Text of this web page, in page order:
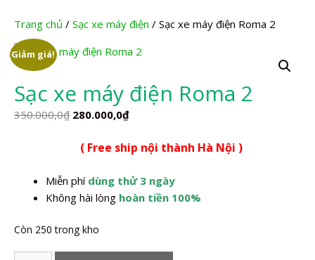
Trang chủ / Sạc xe máy điện / Sạc xe máy điện Roma 2
Giảm giá!
Sạc xe máy điện Roma 2
350.000,0₫ Giá
là:
280.000,0₫Giá
tại
280.000,0₫.
( Free ship nội thành Hà Nội )
Miễn phí dùng thử 3 ngày
Không hài lòng hoàn tiền 100%
Còn 250 trong kho